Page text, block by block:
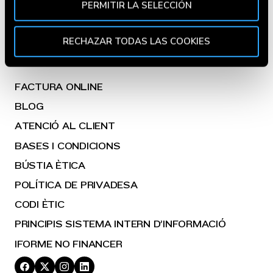
analíticos y para mostrarte información de tu interés.
Pincha enPolítica de Cookiespara más información.
Puedes aceptar todas las cookies pulsando el botón
"Rechazar todas las cookies". Si quieres configurarlas,
en laPolítica de Cookies
PERMITIR LA SELECCIÓN
RECHAZAR TODAS LAS COOKIES
FOODTRUCKS
GOIKOCINA
FACTURA ONLINE
BLOG
ATENCIÓ AL CLIENT
BASES I CONDICIONS
BÚSTIA ÈTICA
POLÍTICA DE PRIVADESA
CODI ÈTIC
PRINCIPIS SISTEMA INTERN D’INFORMACIÓ
IFORME NO FINANCER